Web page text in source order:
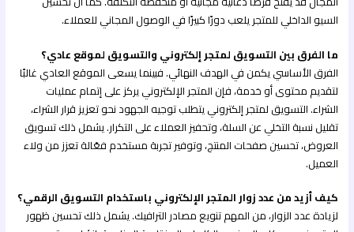
السيو الداخلي للمتجر يلعب دورًا كبيرًا في الوصول المجاني للعملاء.
ما الفرق بين التسويق لمتجر إلكتروني والتسويق لموقع عادي؟
الفرق الأساسي يكمن في الهدف النهائي. فبينما يسعى الموقع العادي غالبًا
لتقديم محتوى أو خدمة، فإن المتجر الإلكتروني يركز على إتمام عمليات
الشراء. التسويق لمتجر إلكتروني يتطلب توجيه الجهود نحو تعزيز قرار الشراء،
تقليل نسبة التخلي عن السلة، وتحفيز العملاء على التكرار. يشمل ذلك تسويق
العروض، تحسين صفحات المنتج، وتوفير تجربة مستخدم فعّالة تعزز من ولاء
العميل.
كيف أزيد من عدد زوار المتجر الإلكتروني باستخدام التسويق الرقمي؟
لزيادة عدد الزوار، من المهم تنويع مصادر الترافيك. يشمل ذلك تحسين ظهور